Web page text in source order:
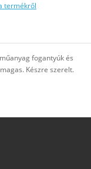
termékről
fogantyúk és
Készre szerelt.